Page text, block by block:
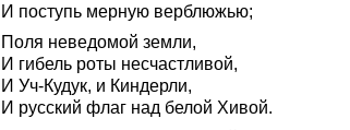
И поступь мерную верблюжью;
Поля неведомой земли,
И гибель роты несчастливой,
И Уч-Кудук, и Киндерли,
И русский флаг над белой Хивой.